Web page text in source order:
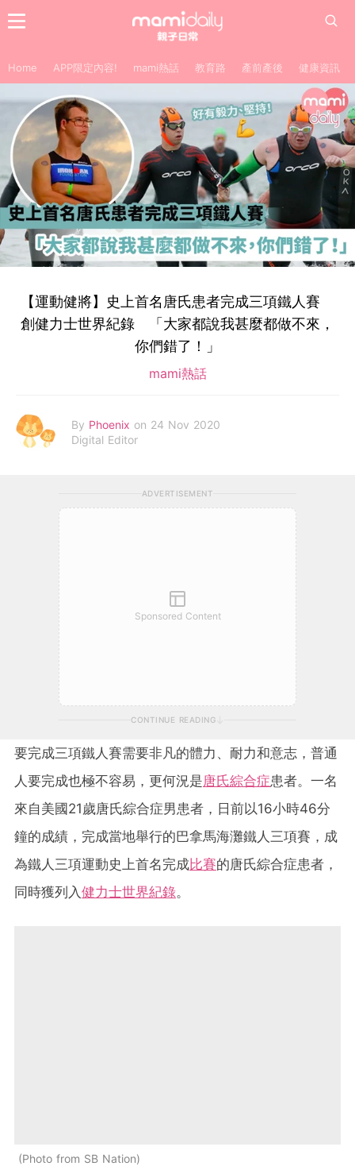
Home APP限定內容! mami熱話 教育路 產前產後 健康資訊
【運動健將】史上首名唐氏患者完成三項鐵人賽
創健力士世界紀錄 「大家都說我甚麼都做不來，
你們錯了！」
mami熱話
By Phoenix on 24 Nov 2020
Digital Editor
ADVERTISEMENT
Sponsored Content
CONTINUE READING
要完成三項鐵人賽需要非凡的體力、耐力和意志，普通
人要完成也極不容易，更何況是唐氏綜合症患者。一名
來自美國21歲唐氏綜合症男患者，日前以16小時46分
鐘的成績，完成當地舉行的巴拿馬海灘鐵人三項賽，成
為鐵人三項運動史上首名完成比賽的唐氏綜合症患者，
同時獲列入 健力士世界紀錄。
Photo from SB Nation